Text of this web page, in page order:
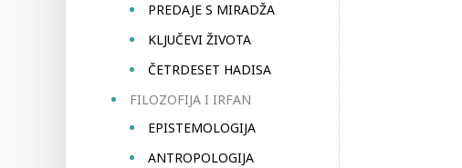
PREDAJE S MIRADŽA
KLJUČEVI ŽIVOTA
ČETRDESET HADISA
FILOZOFIJA I IRFAN
EPISTEMOLOGIJA
ANTROPOLOGIJA